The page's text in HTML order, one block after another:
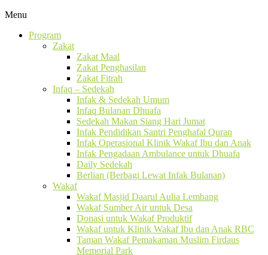
Menu
Program
Zakat
Zakat Maal
Zakat Penghasilan
Zakat Fitrah
Infaq – Sedekah
Infak & Sedekah Umum
Infaq Bulanan Dhuafa
Sedekah Makan Siang Hari Jumat
Infak Pendidikan Santri Penghafal Quran
Infak Operasional Klinik Wakaf Ibu dan Anak
Infak Pengadaan Ambulance untuk Dhuafa
Daily Sedekah
Berlian (Berbagi Lewat Infak Bulanan)
Wakaf
Wakaf Masjid Daarul Aulia Lembang
Wakaf Sumber Air untuk Desa
Donasi untuk Wakaf Produktif
Wakaf untuk Klinik Wakaf Ibu dan Anak RBC
Taman Wakaf Pemakaman Muslim Firdaus
Memorial Park